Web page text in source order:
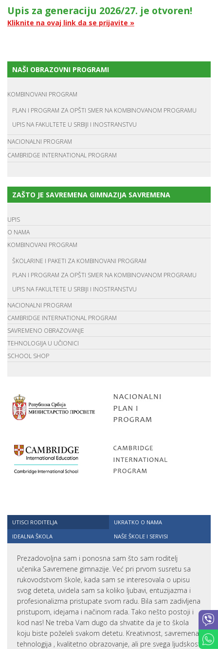
Upis za generaciju 2026/27. je otvoren!
Kliknite na ovaj link da se prijavite »
NAŠI OBRAZOVNI PROGRAMI
KOMBINOVANI PROGRAM
PLAN I PROGRAM ZA OPŠTI SMER NA KOMBINOVANOM PROGRAMU
UPIS NA FAKULTETE U SRBIJI I INOSTRANSTVU
NACIONALNI PROGRAM
CAMBRIDGE INTERNATIONAL PROGRAM
ZAŠTO JE SAVREMENA GIMNAZIJA SAVREMENA
UPIS
O NAMA
KOMBINOVANI PROGRAM
ŠKOLARINE I PAKETI ZA KOMBINOVANI PROGRAM
PLAN I PROGRAM ZA OPŠTI SMER NA KOMBINOVANOM PROGRAMU
UPIS NA FAKULTETE U SRBIJI I INOSTRANSTVU
NACIONALNI PROGRAM
CAMBRIDGE INTERNATIONAL PROGRAM
SAVREMENO OBRAZOVANJE
TEHNOLOGIJA U UČIONICI
SCHOOL SHOP
UTISCI RODITELJA
UKRATKO O NAMA
IDEALNA ŠKOLA
NAŠE ŠKOLE I SERVISI
Prezadovoljna sam i ponosna sam što sam roditelj
učenika Savremene gimnazije. Već pri prvom susretu sa
rukovodstvom škole, kada sam se interesovala o upisu
svog deteta, uvidela sam sa koliko ljubavi, entuzijazma i
profesionalizma pristupate svom radu. Bila sam zadivljena
pristupom, idejama i načinom rada. Tako nešto postoji i
kod nas! Ne treba Vam dugo da shvatite da je to škola
koju biste poželeli svakom detetu. Kreativnost, savremena
tehnologija , kvalitetno obrazovanje, ali pre svega ljudskost